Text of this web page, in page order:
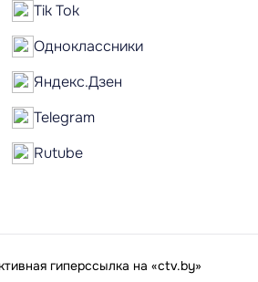
Tik Tok
Одноклассники
Яндекс.Дзен
Telegram
Rutube
гиперссылка на «ctv.by»